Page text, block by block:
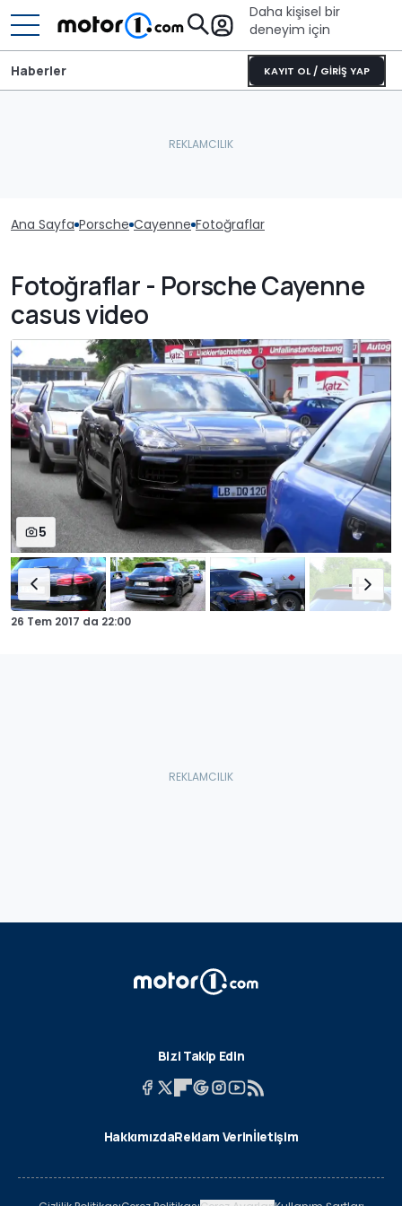
Daha kişisel bir
deneyim için
KAYIT OL / GİRİŞ YAP
Haberler
Ana Sayfa Porsche Cayenne Fotoğraflar
Fotoğraflar - Porsche Cayenne
casus video
5
26 Tem 2017 da 22:00
Bizi Takip Edin
HakkımızdaReklam Verinİletişim